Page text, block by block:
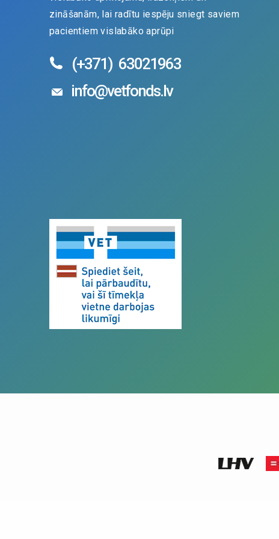
zināšanām, lai radītu iespēju sniegt saviem
pacientiem vislabāko aprūpi
(+371) 63021963
info@vetfonds.lv